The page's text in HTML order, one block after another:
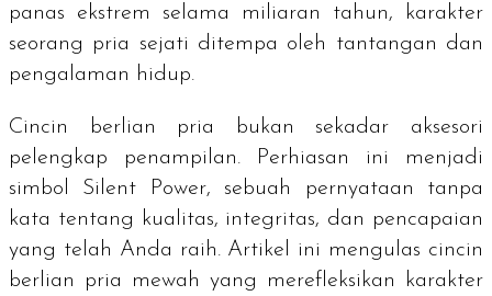
panas ekstrem selama miliaran tahun, karakter
seorang pria sejati ditempa oleh tantangan dan
pengalaman hidup.
Cincin berlian pria bukan sekadar aksesori
pelengkap penampilan. Perhiasan ini menjadi
simbol Silent Power, sebuah pernyataan tanpa
kata tentang kualitas, integritas, dan pencapaian
yang telah Anda raih. Artikel ini mengulas cincin
berlian pria mewah yang merefleksikan karakter